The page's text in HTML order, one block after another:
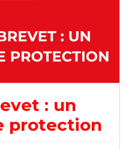
: un
protection